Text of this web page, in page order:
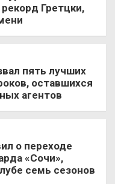
Гретцки,
пять лучших
оставшихся
агентов
о переходе
«Сочи»,
семь сезонов